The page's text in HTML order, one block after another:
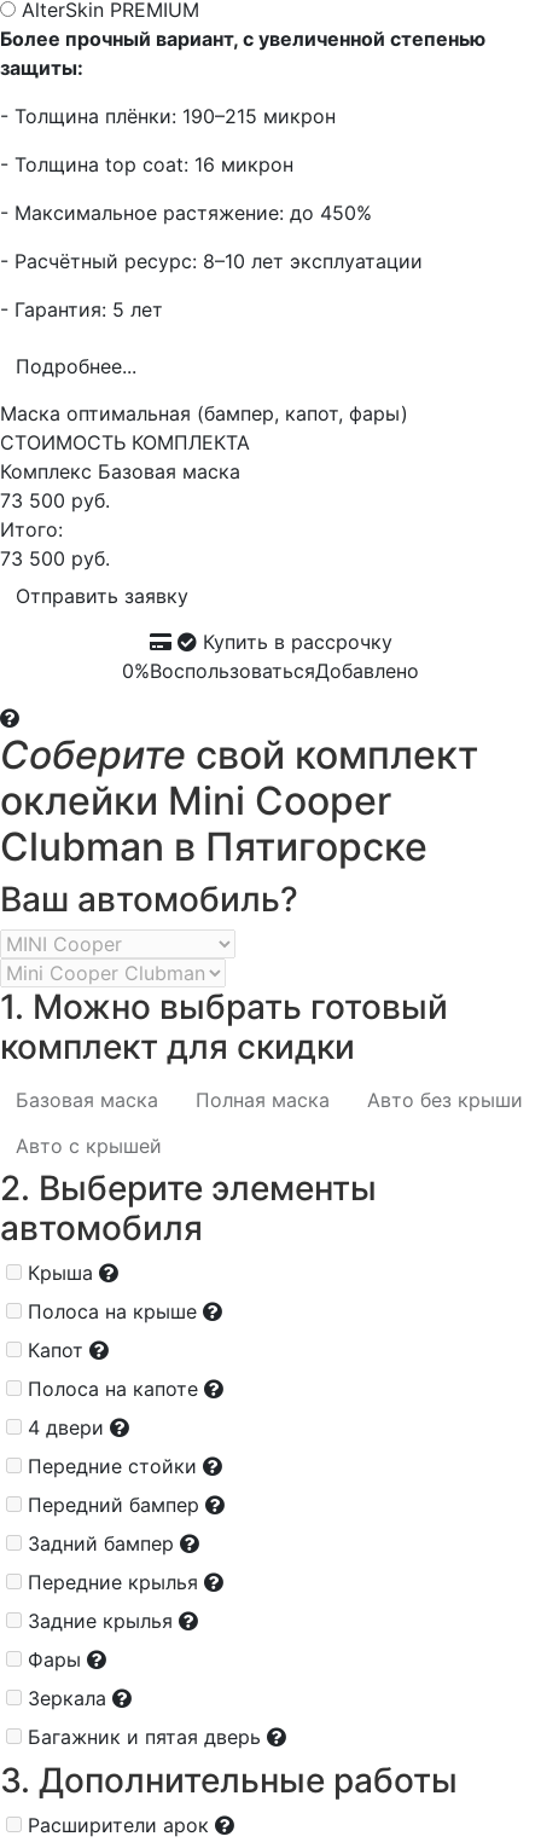
AlterSkin PREMIUM
Более прочный вариант, с увеличенной степенью
защиты:
- Толщина плёнки: 190–215 микрон
- Толщина top coat: 16 микрон
- Максимальное растяжение: до 450%
- Расчётный ресурс: 8–10 лет эксплуатации
- Гарантия: 5 лет
Подробнее...
Маска оптимальная (бампер, капот, фары)
СТОИМОСТЬ КОМПЛЕКТА
Комплекс Базовая маска
73 500 руб.
Итого:
73 500 руб.
Отправить заявку
Купить в рассрочку
0%ВоспользоватьсяДобавлено
Соберите свой комплект
оклейки Mini Cooper
Clubman в Пятигорске
Ваш автомобиль?
1. Можно выбрать готовый
комплект для скидки
Базовая маска Полная маска
Авто без крыши
Авто с крышей
2. Выберите элементы
автомобиля
Крыша
Полоса на крыше
Капот
Полоса на капоте
4 двери
Передние стойки
Передний бампер
Задний бампер
Передние крылья
Задние крылья
Фары
Зеркала
Багажник и пятая дверь
3. Дополнительные работы
Расширители арок